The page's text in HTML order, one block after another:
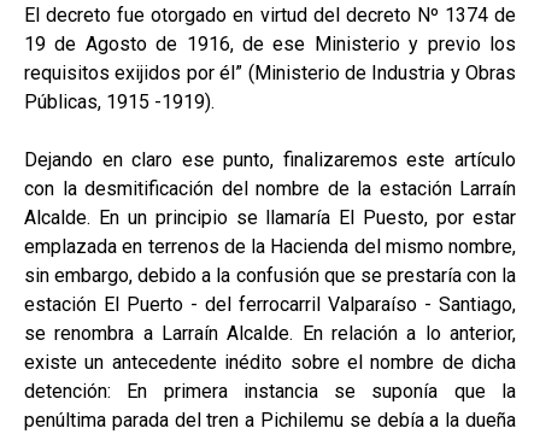
El decreto fue otorgado en virtud del decreto Nº 1374 de
19 de Agosto de 1916, de ese Ministerio y previo los
requisitos exijidos por él” (Ministerio de Industria y Obras
Públicas, 1915 -1919).
Dejando en claro ese punto, finalizaremos este artículo
con la desmitificación del nombre de la estación Larraín
Alcalde. En un principio se llamaría El Puesto, por estar
emplazada en terrenos de la Hacienda del mismo nombre,
sin embargo, debido a la confusión que se prestaría con la
estación El Puerto - del ferrocarril Valparaíso - Santiago,
se renombra a Larraín Alcalde. En relación a lo anterior,
existe un antecedente inédito sobre el nombre de dicha
detención: En primera instancia se suponía que la
penúltima parada del tren a Pichilemu se debía a la dueña